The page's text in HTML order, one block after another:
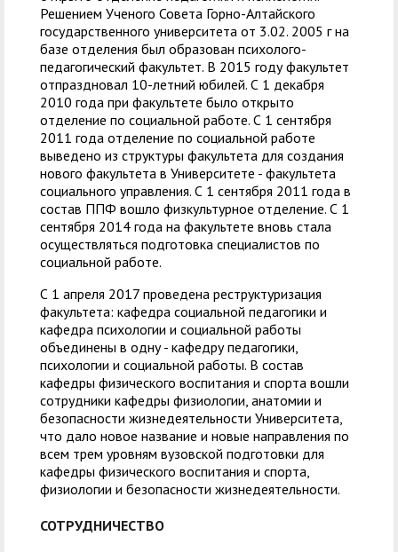
Решением Ученого Совета Горно-Алтайского
государственного университета от 3.02. 2005 г на
базе отделения был образован психолого-
педагогический факультет. В 2015 году факультет
отпраздновал 10-летний юбилей. С 1 декабря
2010 года при факультете было открыто
отделение по социальной работе. С 1 сентября
2011 года отделение по социальной работе
выведено из структуры факультета для создания
нового факультета в Университете - факультета
социального управления. С 1 сентября 2011 года в
состав ППФ вошло физкультурное отделение. С 1
сентября 2014 года на факультете вновь стала
осуществляться подготовка специалистов по
социальной работе.
С 1 апреля 2017 проведена реструктуризация
факультета: кафедра социальной педагогики и
кафедра психологии и социальной работы
объединены в одну - кафедру педагогики,
психологии и социальной работы. В состав
кафедры физического воспитания и спорта вошли
сотрудники кафедры физиологии, анатомии и
безопасности жизнедеятельности Университета,
что дало новое название и новые направления по
всем трем уровням вузовской подготовки для
кафедры физического воспитания и спорта,
физиологии и безопасности жизнедеятельности.
СОТРУДНИЧЕСТВО